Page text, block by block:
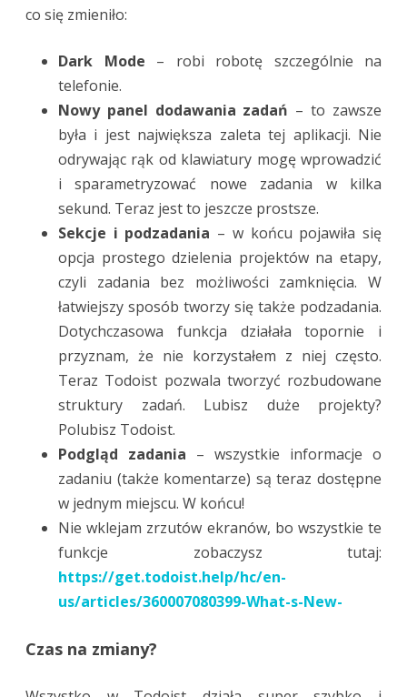
co się zmieniło:
Dark Mode – robi robotę szczególnie na
telefonie.
Nowy panel dodawania zadań – to zawsze
była i jest największa zaleta tej aplikacji. Nie
odrywając rąk od klawiatury mogę wprowadzić
i sparametryzować nowe zadania w kilka
sekund. Teraz jest to jeszcze prostsze.
Sekcje i podzadania – w końcu pojawiła się
opcja prostego dzielenia projektów na etapy,
czyli zadania bez możliwości zamknięcia. W
łatwiejszy sposób tworzy się także podzadania.
Dotychczasowa funkcja działała topornie i
przyznam, że nie korzystałem z niej często.
Teraz Todoist pozwala tworzyć rozbudowane
struktury zadań. Lubisz duże projekty?
Polubisz Todoist.
Podgląd zadania – wszystkie informacje o
zadaniu (także komentarze) są teraz dostępne
w jednym miejscu. W końcu!
Nie wklejam zrzutów ekranów, bo wszystkie te
funkcje zobaczysz tutaj:
https://get.todoist.help/hc/en-
us/articles/360007080399-What-s-New-
Czas na zmiany?